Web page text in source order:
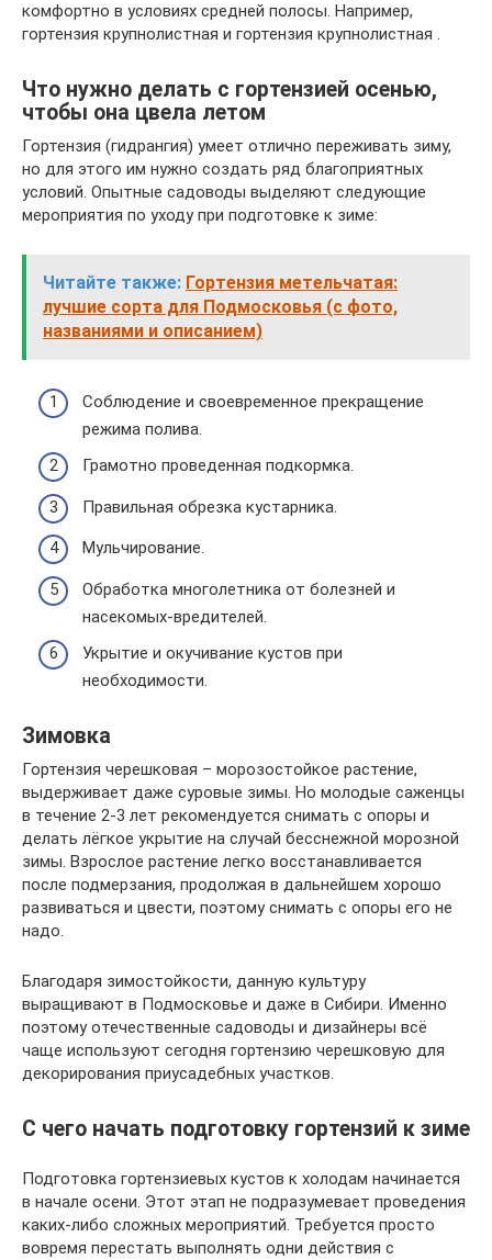
комфортно в условиях средней полосы. Например,
гортензия крупнолистная и гортензия крупнолистная .
Что нужно делать с гортензией осенью,
чтобы она цвела летом
Гортензия (гидрангия) умеет отлично переживать зиму,
но для этого им нужно создать ряд благоприятных
условий. Опытные садоводы выделяют следующие
мероприятия по уходу при подготовке к зиме:
Читайте также: Гортензия метельчатая:
лучшие сорта для Подмосковья (с фото,
названиями и описанием)
Соблюдение и своевременное прекращение
режима полива.
Грамотно проведенная подкормка.
Правильная обрезка кустарника.
Мульчирование.
Обработка многолетника от болезней и
насекомых-вредителей.
Укрытие и окучивание кустов при
необходимости.
Зимовка
Гортензия черешковая – морозостойкое растение,
выдерживает даже суровые зимы. Но молодые саженцы
в течение 2-3 лет рекомендуется снимать с опоры и
делать лёгкое укрытие на случай бесснежной морозной
зимы. Взрослое растение легко восстанавливается
после подмерзания, продолжая в дальнейшем хорошо
развиваться и цвести, поэтому снимать с опоры его не
надо.
Благодаря зимостойкости, данную культуру
выращивают в Подмосковье и даже в Сибири. Именно
поэтому отечественные садоводы и дизайнеры всё
чаще используют сегодня гортензию черешковую для
декорирования приусадебных участков.
С чего начать подготовку гортензий к зиме
Подготовка гортензиевых кустов к холодам начинается
в начале осени. Этот этап не подразумевает проведения
каких-либо сложных мероприятий. Требуется просто
вовремя перестать выполнять одни действия с